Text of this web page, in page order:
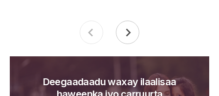
Deegaadaadu waxay ilaalisaa